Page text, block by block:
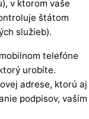
v ktorom vaše
štátom
služieb).
telefóne
urobíte.
adrese, ktorú aj
podpisov, vaším